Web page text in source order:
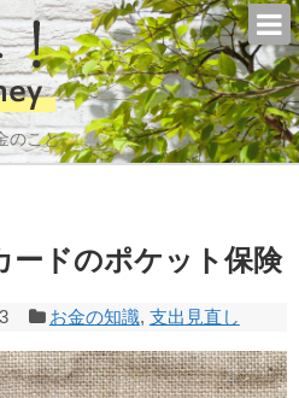
のこと。
ードのポケット保険
お金の知識, 支出見直し